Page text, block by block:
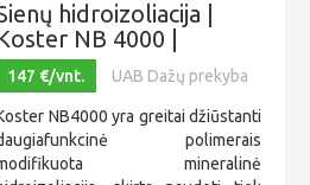
hidroizoliacija |
NB 4000 |
147 €/vnt. UAB Dažų prekyba
NB4000 yra greitai džiūstanti
polimerais
mineralinė